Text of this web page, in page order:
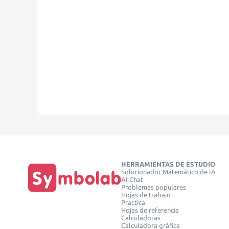
HERRAMIENTAS DE ESTUDIO
Solucionador Matemático de IA
AI Chat
Problemas populares
Hojas de trabajo
Practica
Hojas de referencia
Calculadoras
Calculadora gráfica